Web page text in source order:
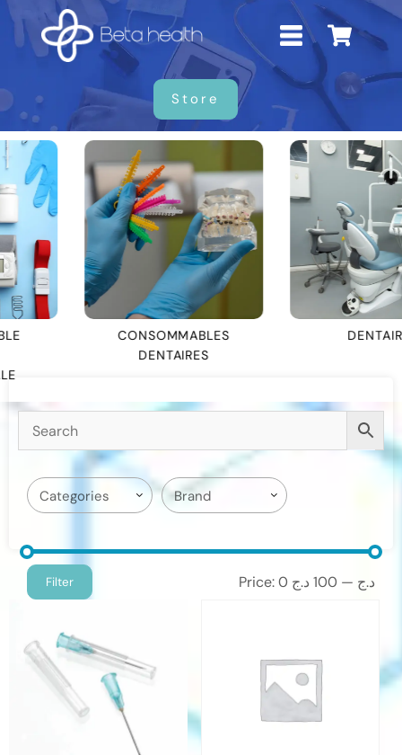
Store
CONSOMMABLES
Filter Price: 0 د.ج — 100 د.ج